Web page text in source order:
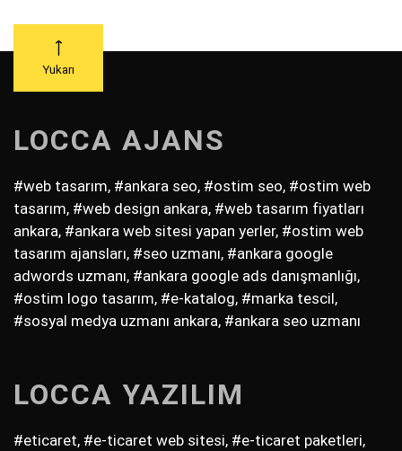
LOCCA AJANS
#web tasarım, #ankara seo, #ostim seo, #ostim web
tasarım, #web design ankara, #web tasarım fiyatları
ankara, #ankara web sitesi yapan yerler, #ostim web
tasarım ajansları, #seo uzmanı, #ankara google
adwords uzmanı, #ankara google ads danışmanlığı,
#ostim logo tasarım, #e-katalog, #marka tescil,
#sosyal medya uzmanı ankara, #ankara seo uzmanı
LOCCA YAZILIM
#eticaret, #e-ticaret web sitesi, #e-ticaret paketleri,
Yukarı